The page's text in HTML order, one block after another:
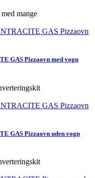
mange
GAS Pizzaovn med vogn
GAS Pizzaovn uden vogn